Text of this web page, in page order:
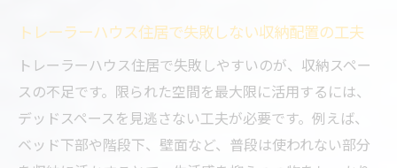
トレーラーハウス住居で失敗しない収納配置の工夫
トレーラーハウス住居で失敗しやすいのが、収納スペー
スの不足です。限られた空間を最大限に活用するには、
デッドスペースを見逃さない工夫が必要です。例えば、
ベッド下部や階段下、壁面など、普段は使われない部分